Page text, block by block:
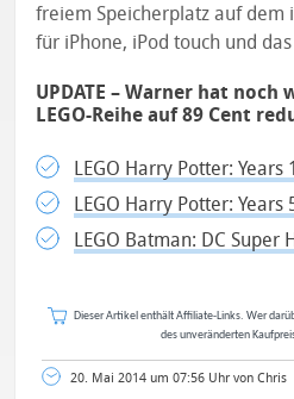
freiem Speicherplatz auf dem
für iPhone, iPod touch und
UPDATE – Warner hat noch
LEGO-Reihe auf 89 Cent
LEGO Harry Potter: Years
LEGO Harry Potter: Years
LEGO Batman: DC Super
Dieser Artikel enthält Affiliate-Links. Wer
des unveränderten
20. Mai 2014 um 07:56 Uhr von Chris